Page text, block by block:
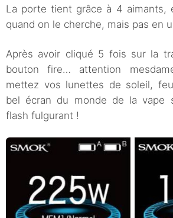
La porte tient grâce à 4 aimants,
quand on le cherche, mais pas en
Après avoir cliqué 5 fois sur la
bouton fire… attention
mettez vos lunettes de soleil,
bel écran du monde de la vape
flash fulgurant !